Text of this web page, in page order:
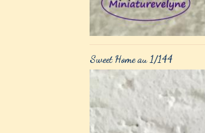
Sweet Home au 1/144